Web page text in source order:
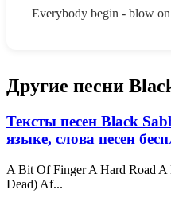
Everybody begin - blow
Другие песни
Тексты песен Black
языке, слова песен
A Bit Of Finger A Hard Road
Dead) Af...